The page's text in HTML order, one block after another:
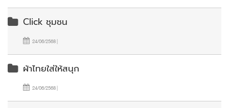
Click ชุมชน
24/06/2568 |
ผ้าไทยใส่ให้สนุก
24/06/2568 |